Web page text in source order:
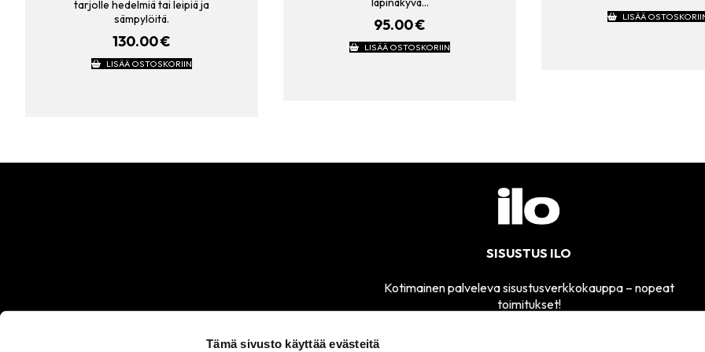
Tämä sivusto käyttää evästeitä
tarjolle hedelmiä tai leipiä ja
sämpylöitä.
130.00€
LISÄÄ OSTOSKORIIN
95.00€
LISÄÄ OSTOSKORIIN
LISÄÄ
SISUSTUS ILO
Kotimainen palveleva sisustusverkkokauppa – nopeat
toimitukset!